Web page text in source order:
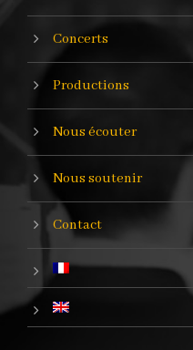
Concerts
Productions
Nous écouter
Nous soutenir
Contact